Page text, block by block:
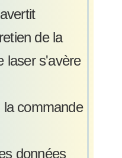
de la
laser s'avère
commande
données